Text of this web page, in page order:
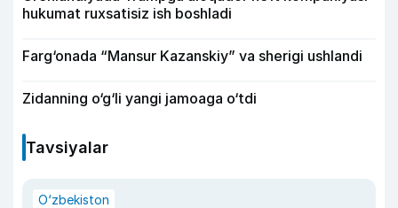
hukumat ruxsatisiz ish boshladi
Farg‘onada “Mansur Kazanskiy” va sherigi ushlandi
Zidanning o‘g‘li yangi jamoaga o‘tdi
Tavsiyalar
O‘zbekiston